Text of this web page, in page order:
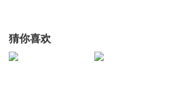
猜你喜欢